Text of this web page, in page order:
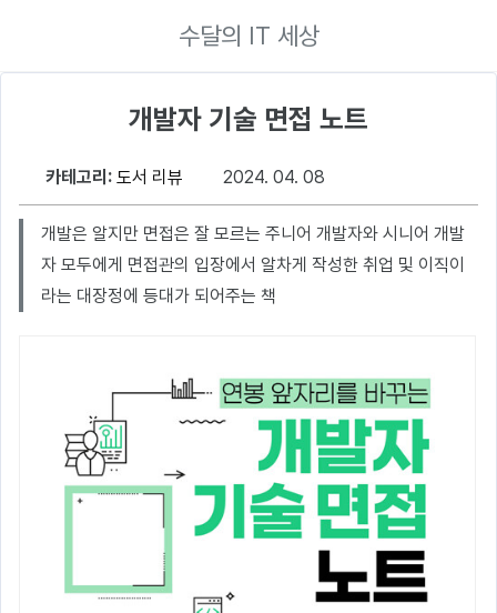
수달의 IT 세상
개발자 기술 면접 노트
카테고리: 도서 리뷰 2024. 04. 08
개발은 알지만 면접은 잘 모르는 주니어 개발자와 시니어 개발
자 모두에게 면접관의 입장에서 알차게 작성한 취업 및 이직이
라는 대장정에 등대가 되어주는 책